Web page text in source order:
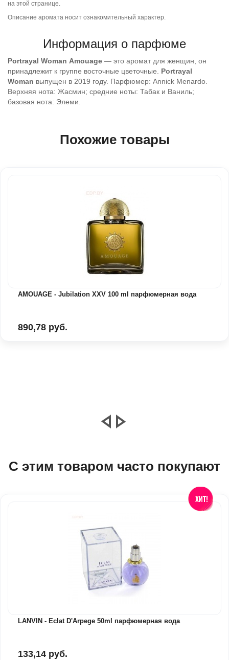
на этой странице.
Описание аромата носит ознакомительный характер.
Информация о парфюме
Portrayal Woman Amouage — это аромат для женщин, он
принадлежит к группе восточные цветочные. Portrayal
Woman выпущен в 2019 году. Парфюмер: Annick Menardo.
Верхняя нота: Жасмин; средние ноты: Табак и Ваниль;
базовая нота: Элеми.
Похожие товары
AMOUAGE - Jubilation XXV 100 ml парфюмерная вода
890,78 руб.
С этим товаром часто покупают
LANVIN - Eclat D'Arpege 50ml парфюмерная вода
133,14 руб.